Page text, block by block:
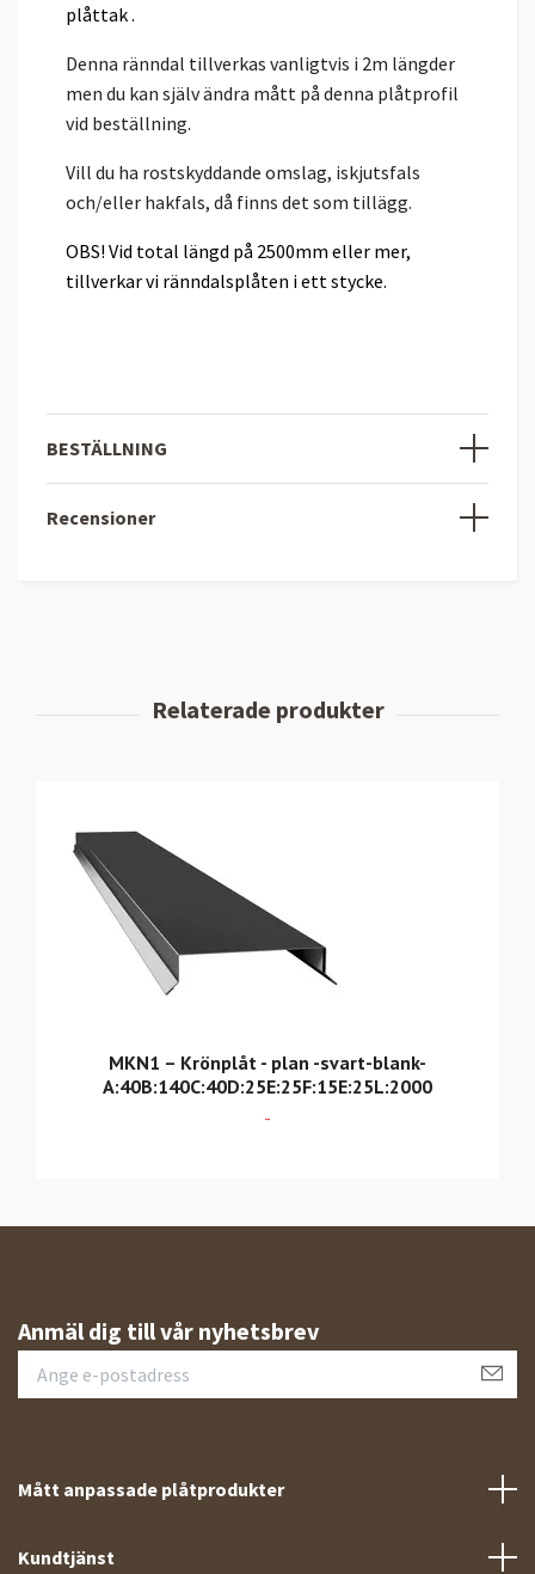
plåttak .
Denna ränndal tillverkas vanligtvis i 2m längder
men du kan själv ändra mått på denna plåtprofil
vid beställning.
Vill du ha rostskyddande omslag, iskjutsfals
och/eller hakfals, då finns det som tillägg.
OBS! Vid total längd på 2500mm eller mer,
tillverkar vi ränndalsplåten i ett stycke.
BESTÄLLNING
Recensioner
MKN1 – Krönplåt - plan -svart-blank-
A:40B:140C:40D:25E:25F:15E:25L:2000
-
Anmäl dig till vår nyhetsbrev
Mått anpassade plåtprodukter
Kundtjänst